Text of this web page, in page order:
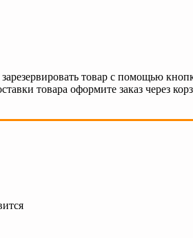
товар с помощью
товара оформите заказ через